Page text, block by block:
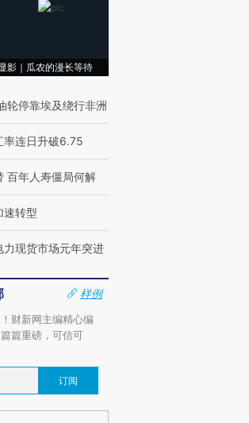
影｜瓜农的漫长等待
轮停靠埃及绕行非洲
率连日升破6.75
百年人寿僵局何解
速转型
力现货市场元年突进
样例
财新网主编精心编
篇重磅，可信可
订阅